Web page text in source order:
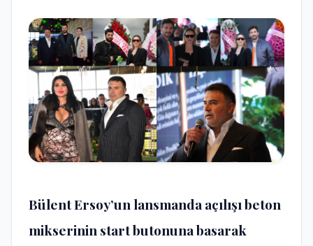
Bülent Ersoy’un lansmanda açılışı beton
mikserinin start butonuna basarak